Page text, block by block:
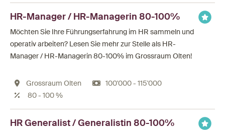
HR-Manager / HR-Managerin 80-100%
Möchten Sie Ihre Führungserfahrung im HR sammeln und
operativ arbeiten? Lesen Sie mehr zur Stelle als HR-
Manager / HR-Managerin 80-100% im Grossraum Olten!
Grossraum Olten
100'000 - 115'000
80 - 100 %
HR Generalist / Generalistin 80-100%